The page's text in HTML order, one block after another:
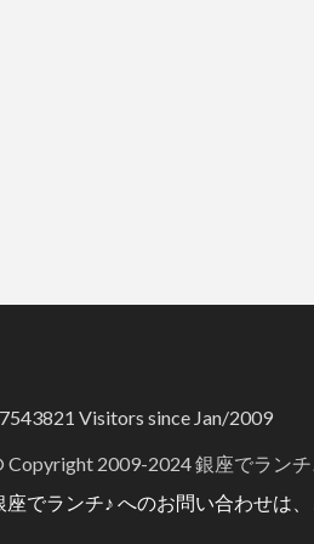
Visitors since Jan/2009
Copyright 2009-2024 銀座でランチ
座でランチ♪ へのお問い合わせは